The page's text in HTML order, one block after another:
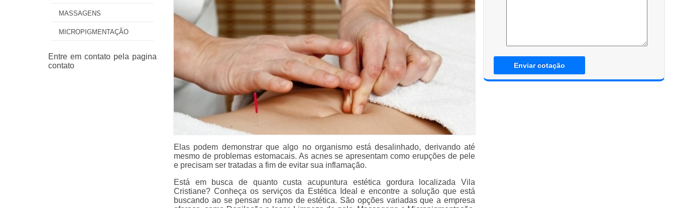
MASSAGENS
MICROPIGMENTAÇÃO
Elas podem demonstrar que algo no organismo está desalinhado, derivando até
mesmo de problemas estomacais. As acnes se apresentam como erupções de pele
e precisam ser tratadas a fim de evitar sua inflamação.
Está em busca de quanto custa acupuntura estética gordura localizada Vila
Cristiane? Conheça os serviços da Estética Ideal e encontre a solução que está
buscando ao se pensar no ramo de estética. São opções variadas que a empresa
Enviar cotação